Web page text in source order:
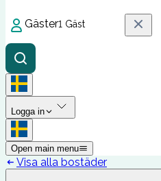
Gäster1 Gäst
Logga in
Open main menu
Visa alla bostäder